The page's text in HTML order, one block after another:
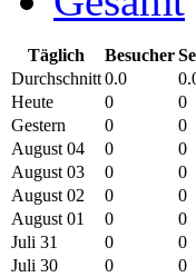
Täglich Besucher
Durchschnitt0.0
Heute
0
0
Gestern
0
0
August 04
0
0
August 03
0
0
August 02
0
0
August 01
0
0
Juli 31
0
0
Juli 30
0
0